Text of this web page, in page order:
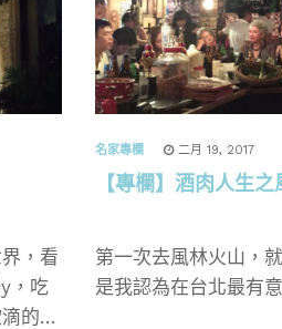
，看
，吃
的荷
名家專欄 二月 19, 2017
【專欄】酒肉人生
第一次去風林火山，
是我認為在台北最有